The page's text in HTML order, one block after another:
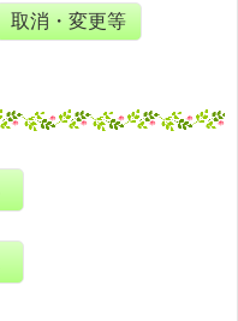
取消・変更等